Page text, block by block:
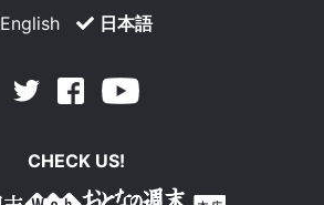
English 日本語
Twitter Facebook
CHECK US!